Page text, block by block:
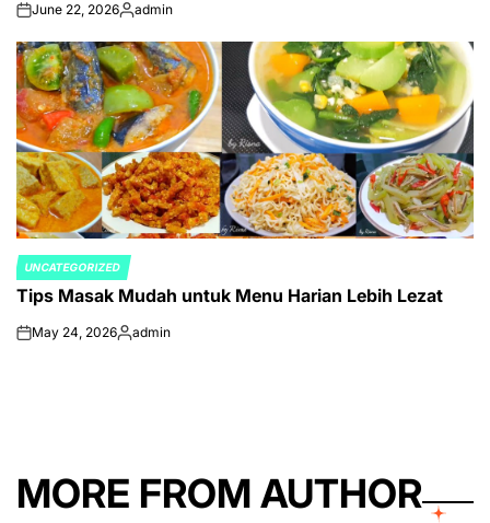
onJune 22, 2026Posted
admin
POSTED
IN
UNCATEGORIZED
Tips Masak Mudah untuk Menu Harian Lebih Lezat
onMay 24, 2026Posted
admin
MORE FROM AUTHOR